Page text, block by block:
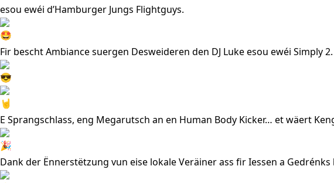
esou ewéi d’Hamburger Jungs Flightguys.
Fir bescht Ambiance suergen Desweideren den DJ Lukeesou ewéi Simply 2.
E Sprangschlass, eng Megarutsch an en Human Body Kicker… et wäert
Dank der Ënnerstëtzung vun eise lokale Veräiner ass fir Iessen a